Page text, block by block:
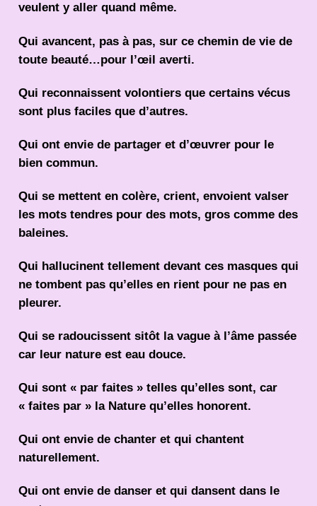
veulent y aller quand même.
Qui avancent, pas à pas, sur ce chemin de vie de
toute beauté…pour l’œil averti.
Qui reconnaissent volontiers que certains vécus
sont plus faciles que d’autres.
Qui ont envie de partager et d’œuvrer pour le
bien commun.
Qui se mettent en colère, crient, envoient valser
les mots tendres pour des mots, gros comme des
baleines.
Qui hallucinent tellement devant ces masques qui
ne tombent pas qu’elles en rient pour ne pas en
pleurer.
Qui se radoucissent sitôt la vague à l’âme passée
car leur nature est eau douce.
Qui sont « par faites » telles qu’elles sont, car
« faites par » la Nature qu’elles honorent.
Qui ont envie de chanter et qui chantent
naturellement.
Qui ont envie de danser et qui dansent dans le